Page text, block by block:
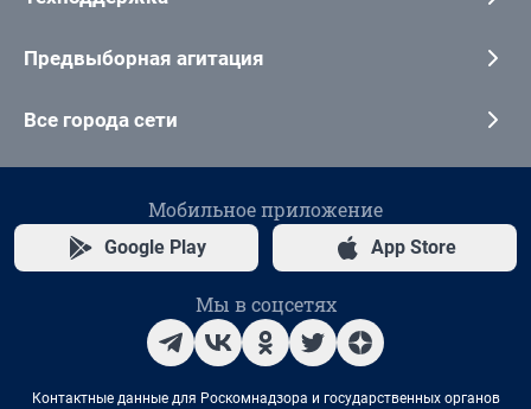
Предвыборная агитация
Все города сети
Мобильное приложение
Google Play App Store
Мы в соцсетях
Контактные данные для Роскомнадзора и государственных органов